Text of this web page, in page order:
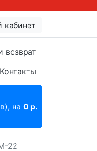
кабинет
возврат
Контакты
на 0 р.
22